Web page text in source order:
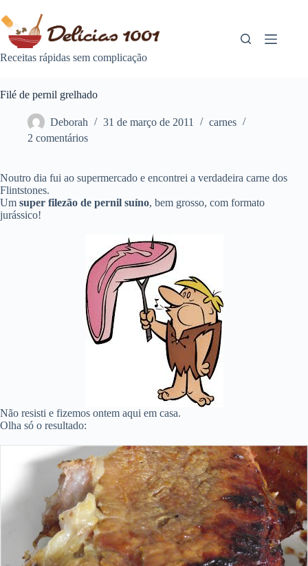
para
conteúdo
Receitas rápidas sem complicação
Filé de pernil grelhado
Deborah 31 de março de 2011
carnes
2 comentários
Noutro dia fui ao supermercado e encontrei a verdadeira carne dos
Flintstones.
Um super filezão de pernil suíno, bem grosso, com formato
jurássico!
Não resisti e fizemos ontem aqui em casa.
Olha só o resultado: